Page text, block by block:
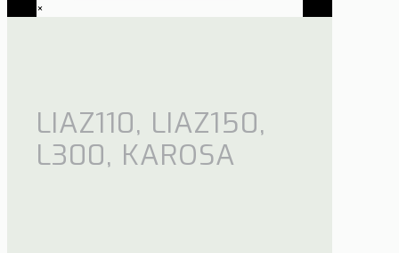
×
LIAZ110, LIAZ150,
L300, KAROSA